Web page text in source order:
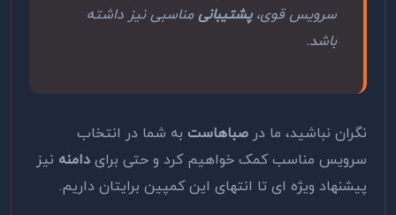
سرویس قوی،پشتیبانی مناسبی نیز داشته
باشد.
نگران نباشید، ما در صباهاست به شما در انتخاب
سرویس مناسب کمک خواهیم کرد و حتی برای دامنه نیز
پیشنهاد ویژه ای تا انتهای این کمپین برایتان داریم.